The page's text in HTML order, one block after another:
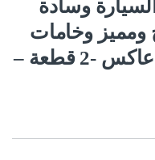
وسادة
ومميز وخامات
عالية الجودة بشعار بارز عاكس -2 قطعة –